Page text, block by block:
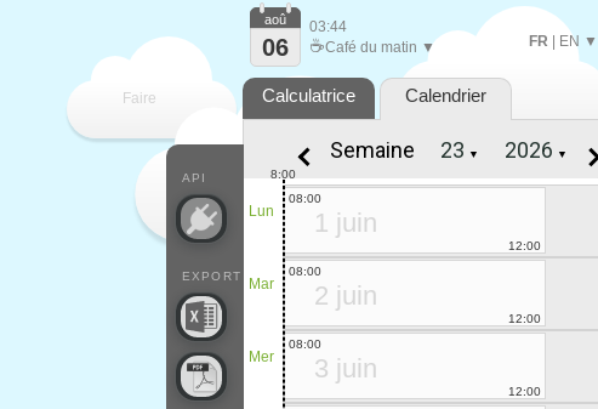
Faire
que
FR EN ▼
API
EXPORT
aoû
06
03:44
☕Café du matin ▼
Calculatrice Calendrier
Semaine ▼ ▼
Lun
Mar
Mer
8:00
1 juin
08:00
12:00
2 juin
08:00
12:00
3 juin
08:00
12:00